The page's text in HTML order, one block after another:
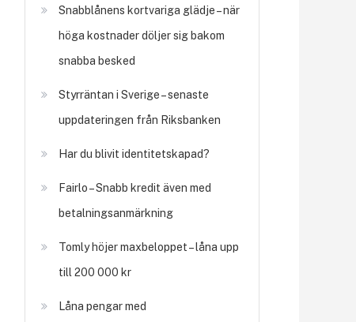
Snabblånens kortvariga glädje – när
höga kostnader döljer sig bakom
snabba besked
Styrräntan i Sverige – senaste
uppdateringen från Riksbanken
Har du blivit identitetskapad?
Fairlo – Snabb kredit även med
betalningsanmärkning
Tomly höjer maxbeloppet – låna upp
till 200 000 kr
Låna pengar med